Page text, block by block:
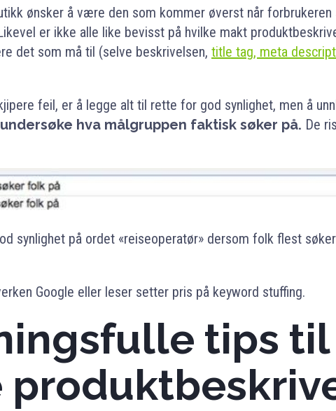
ønsker å være den som kommer øverst når
er ikke alle like bevisst på hvilke makt
det som må til (selve beskrivelsen, title tag, meta
feil, er å legge alt til rette for god synlighet, men å
undersøke hva målgruppen faktisk søker på. De
synlighet på ordet «reiseoperatør» dersom folk flest
Google eller leser setter pris på keyword stuffing.
tips til